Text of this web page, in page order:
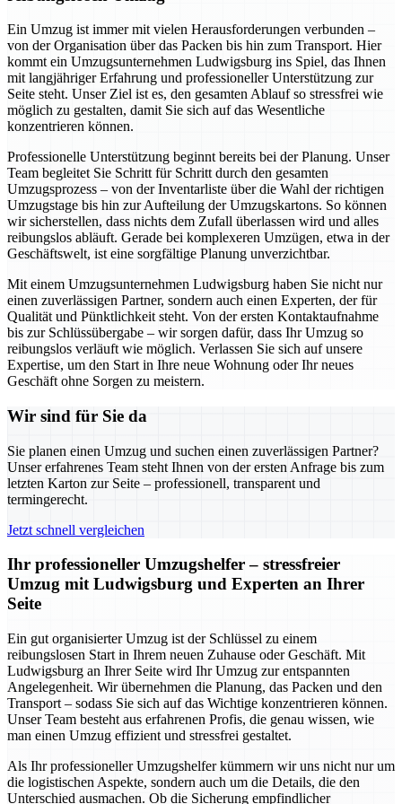
Ein Umzug ist immer mit vielen Herausforderungen verbunden –
von der Organisation über das Packen bis hin zum Transport. Hier
kommt ein Umzugsunternehmen Ludwigsburg ins Spiel, das Ihnen
mit langjähriger Erfahrung und professioneller Unterstützung zur
Seite steht. Unser Ziel ist es, den gesamten Ablauf so stressfrei wie
möglich zu gestalten, damit Sie sich auf das Wesentliche
konzentrieren können.
Professionelle Unterstützung beginnt bereits bei der Planung. Unser
Team begleitet Sie Schritt für Schritt durch den gesamten
Umzugsprozess – von der Inventarliste über die Wahl der richtigen
Umzugstage bis hin zur Aufteilung der Umzugskartons. So können
wir sicherstellen, dass nichts dem Zufall überlassen wird und alles
reibungslos abläuft. Gerade bei komplexeren Umzügen, etwa in der
Geschäftswelt, ist eine sorgfältige Planung unverzichtbar.
Mit einem Umzugsunternehmen Ludwigsburg haben Sie nicht nur
einen zuverlässigen Partner, sondern auch einen Experten, der für
Qualität und Pünktlichkeit steht. Von der ersten Kontaktaufnahme
bis zur Schlüssübergabe – wir sorgen dafür, dass Ihr Umzug so
reibungslos verläuft wie möglich. Verlassen Sie sich auf unsere
Expertise, um den Start in Ihre neue Wohnung oder Ihr neues
Geschäft ohne Sorgen zu meistern.
Wir sind für Sie da
Sie planen einen Umzug und suchen einen zuverlässigen Partner?
Unser erfahrenes Team steht Ihnen von der ersten Anfrage bis zum
letzten Karton zur Seite – professionell, transparent und
termingerecht.
Jetzt schnell vergleichen
Ihr professioneller Umzugshelfer – stressfreier
Umzug mit Ludwigsburg und Experten an Ihrer
Seite
Ein gut organisierter Umzug ist der Schlüssel zu einem
reibungslosen Start in Ihrem neuen Zuhause oder Geschäft. Mit
Ludwigsburg an Ihrer Seite wird Ihr Umzug zur entspannten
Angelegenheit. Wir übernehmen die Planung, das Packen und den
Transport – sodass Sie sich auf das Wichtige konzentrieren können.
Unser Team besteht aus erfahrenen Profis, die genau wissen, wie
man einen Umzug effizient und stressfrei gestaltet.
Als Ihr professioneller Umzugshelfer kümmern wir uns nicht nur um
die logistischen Aspekte, sondern auch um die Details, die den
Unterschied ausmachen. Ob die Sicherung empfindlicher